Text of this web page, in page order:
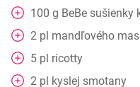
100 g BeBe sušienky
2 pl mandľového
5 pl ricotty
2 pl kyslej smotany